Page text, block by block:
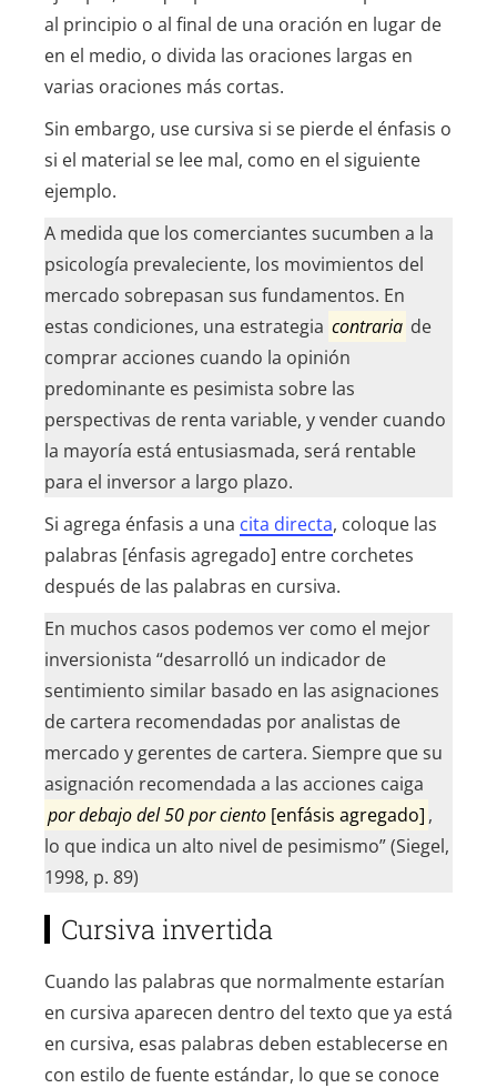
al principio o al final de una oración en lugar de
en el medio, o divida las oraciones largas en
varias oraciones más cortas.
Sin embargo, use cursiva si se pierde el énfasis o
si el material se lee mal, como en el siguiente
ejemplo.
A medida que los comerciantes sucumben a la
psicología prevaleciente, los movimientos del
mercado sobrepasan sus fundamentos. En
estas condiciones, una estrategia contraria de
comprar acciones cuando la opinión
predominante es pesimista sobre las
perspectivas de renta variable, y vender cuando
la mayoría está entusiasmada, será rentable
para el inversor a largo plazo.
Si agrega énfasis a una cita directa, coloque las
palabras [énfasis agregado] entre corchetes
después de las palabras en cursiva.
En muchos casos podemos ver como el mejor
inversionista “desarrolló un indicador de
sentimiento similar basado en las asignaciones
de cartera recomendadas por analistas de
mercado y gerentes de cartera. Siempre que su
asignación recomendada a las acciones caiga
por debajo del 50 por ciento [enfásis agregado] ,
lo que indica un alto nivel de pesimismo” (Siegel,
1998, p. 89)
Cursiva invertida
Cuando las palabras que normalmente estarían
en cursiva aparecen dentro del texto que ya está
en cursiva, esas palabras deben establecerse en
con estilo de fuente estándar, lo que se conoce